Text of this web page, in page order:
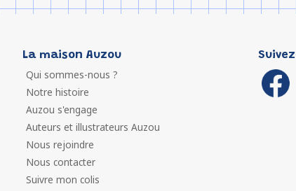
La maison Auzou
Qui sommes-nous ?
Notre histoire
Auzou s'engage
Auteurs et illustrateurs Auzou
Nous rejoindre
Nous contacter
Suivre mon colis